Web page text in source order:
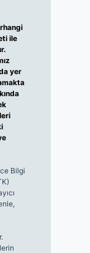
ile
yer
Bilgi